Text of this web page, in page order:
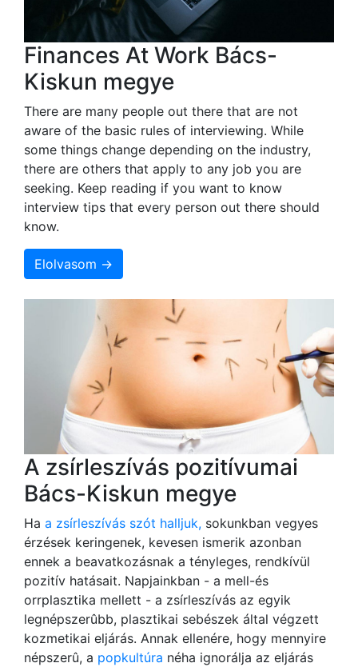
Finances At Work Bács-
Kiskun megye
There are many people out there that are not
aware of the basic rules of interviewing. While
some things change depending on the industry,
there are others that apply to any job you are
seeking. Keep reading if you want to know
interview tips that every person out there should
know.
Elolvasom →
A zsírleszívás pozitívumai
Bács-Kiskun megye
Ha a zsírleszívás szót halljuk, sokunkban vegyes
érzések keringenek, kevesen ismerik azonban
ennek a beavatkozásnak a tényleges, rendkívül
pozitív hatásait. Napjainkban - a mell-és
orrplasztika mellett - a zsírleszívás az egyik
legnépszerûbb, plasztikai sebészek által végzett
kozmetikai eljárás. Annak ellenére, hogy mennyire
népszerû, a popkultúra néha ignorálja az eljárás